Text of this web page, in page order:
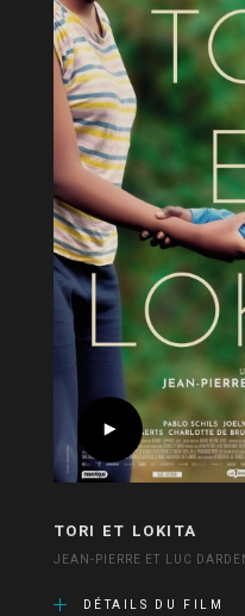
TORI ET LOKITA
JEAN-PIERRE ET LUC
DÉTAILS DU FILM